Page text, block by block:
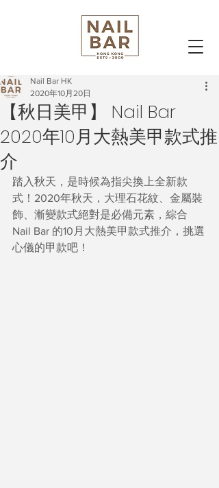
【秋日美甲】 Nail Bar
2020年10月大熱美甲款式推
介
Nail Bar HK
2020年10月20日
踏入秋天，是時候為指尖換上全新款
式！2020年秋天，大理石花紋、金屬裝
飾、漸變款式絕對是必備元素，綜合
Nail Bar 的10月大熱美甲款式推介，挑選
心儀的甲款吧！